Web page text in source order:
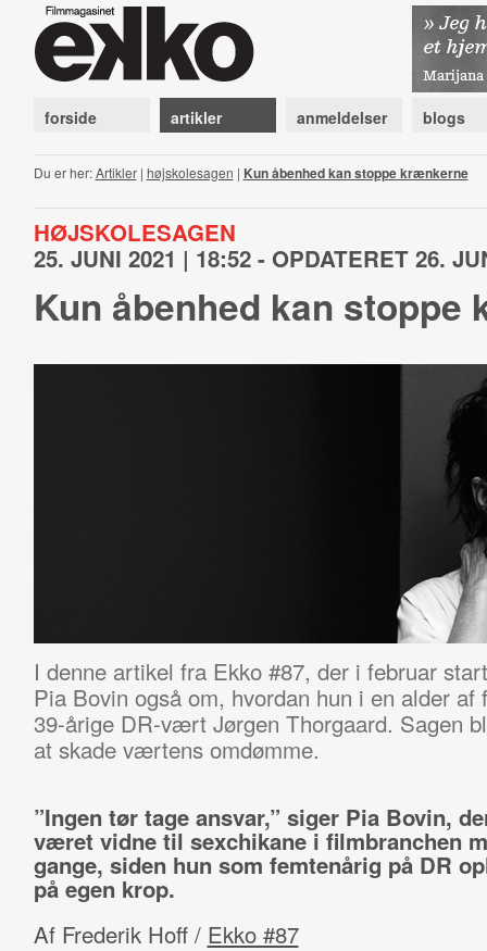
forside artikler anmeldelser blogs
Du er her:Artikler| højskolesagen | Kun åbenhed kan stoppe krænkerne
HØJSKOLESAGEN
25. JUNI 2021 | 18:52 - OPDATERET 26.
Kun åbenhed kan stoppe
I denne artikel fra Ekko #87, der i februar
Pia Bovin også om, hvordan hun i en alder
39-årige DR-vært Jørgen Thorgaard. Sagen
at skade værtens omdømme.
”Ingen tør tage ansvar,” siger Pia Bovin,
været vidne til sexchikane i filmbranchen
gange, siden hun som femtenårig på DR
på egen krop.
Af Frederik Hoff / Ekko #87